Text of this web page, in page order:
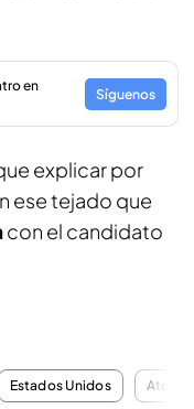
en
Síguenos
explicar por
ese tejado que
con el candidato
Estados Unidos